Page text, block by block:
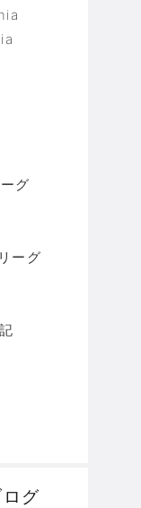
グ
ーグ
グ